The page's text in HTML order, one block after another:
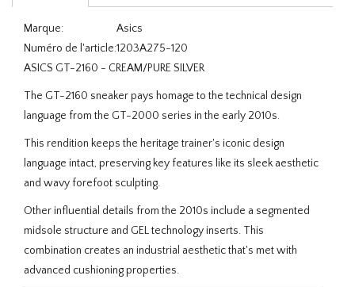
Marque:
Asics
Numéro de l'article:1203A275-120
ASICS GT-2160 - CREAM/PURE SILVER
The GT-2160 sneaker pays homage to the technical design
language from the GT-2000 series in the early 2010s.
This rendition keeps the heritage trainer's iconic design
language intact, preserving key features like its sleek aesthetic
and wavy forefoot sculpting.
Other influential details from the 2010s include a segmented
midsole structure and GEL technology inserts. This
combination creates an industrial aesthetic that's met with
advanced cushioning properties.